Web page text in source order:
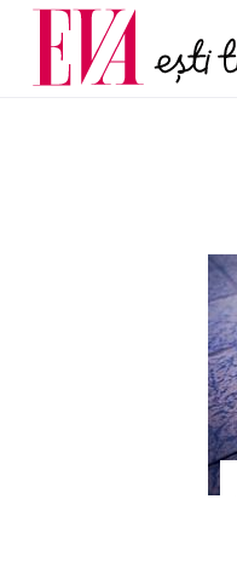
Carieră
Actualitate